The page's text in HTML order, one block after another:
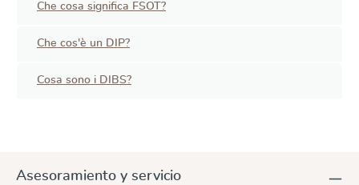
Che cosa significa FSOT?
Che cos'è un DIP?
Cosa sono i DIBS?
Asesoramiento y servicio